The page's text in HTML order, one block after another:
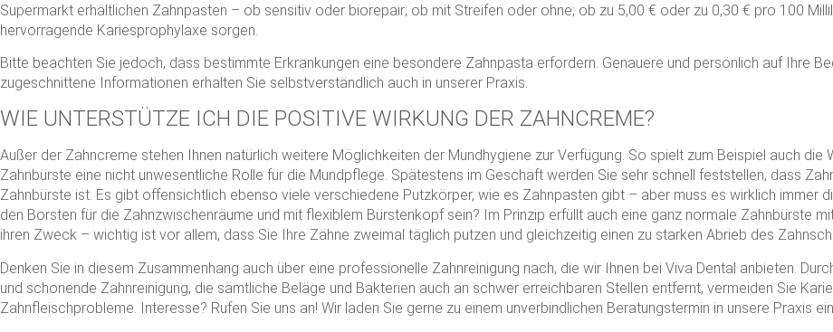
Supermarkt erhältlichen Zahnpasten – ob sensitiv oder biorepair; ob mit Streifen oder ohne; ob zu 5,00 € oder zu 0,30 € pro 100
hervorragende Kariesprophylaxe sorgen.
Bitte beachten Sie jedoch, dass bestimmte Erkrankungen eine besondere Zahnpasta erfordern. Genauere und persönlich auf Ihre
zugeschnittene Informationen erhalten Sie selbstverständlich auch in unserer Praxis.
WIE UNTERSTÜTZE ICH DIE POSITIVE WIRKUNG DER ZAHNCREME?
Außer der Zahncreme stehen Ihnen natürlich weitere Möglichkeiten der Mundhygiene zur Verfügung. So spielt zum Beispiel auch die
Zahnbürste eine nicht unwesentliche Rolle für die Mundpflege. Spätestens im Geschäft werden Sie sehr schnell feststellen, dass
Zahnbürste ist. Es gibt offensichtlich ebenso viele verschiedene Putzkörper, wie es Zahnpasten gibt – aber muss es wirklich immer
den Borsten für die Zahnzwischenräume und mit flexiblem Bürstenkopf sein? Im Prinzip erfüllt auch eine ganz normale Zahnbürste
ihren Zweck – wichtig ist vor allem, dass Sie Ihre Zähne zweimal täglich putzen und gleichzeitig einen zu starken Abrieb des
Denken Sie in diesem Zusammenhang auch über eine professionelle Zahnreinigung nach, die wir Ihnen bei Viva Dental anbieten.
und schonende Zahnreinigung, die sämtliche Beläge und Bakterien auch an schwer erreichbaren Stellen entfernt, vermeiden Sie
Zahnfleischprobleme. Interesse? Rufen Sie uns an! Wir laden Sie gerne zu einem unverbindlichen Beratungstermin in unsere Praxis